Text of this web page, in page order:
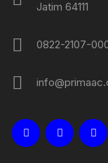
Jatim 64111
0822-2107-